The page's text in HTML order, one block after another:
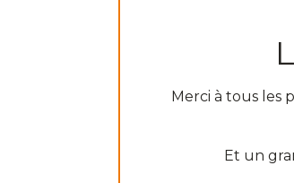
Merci à tous les
Et un